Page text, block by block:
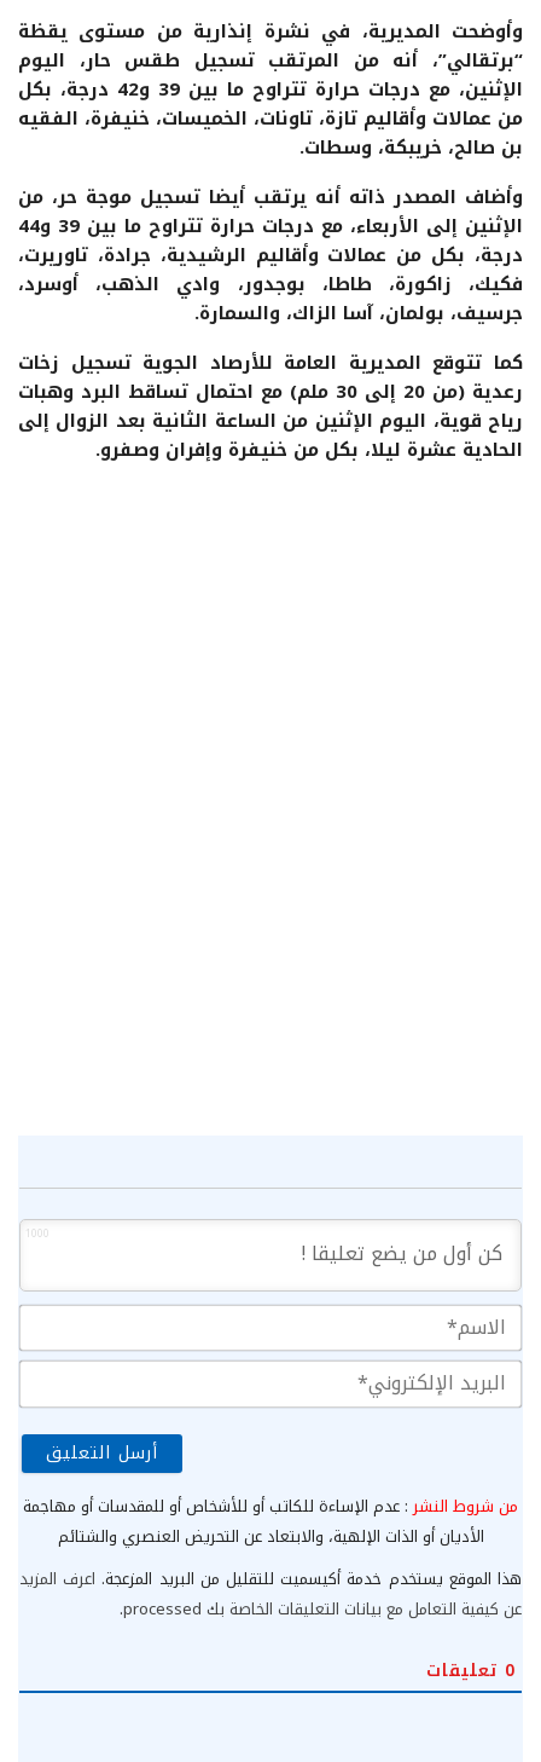
وأوضحت المديرية، في نشرة إنذارية من مستوى يقظة
“برتقالي”، أنه من المرتقب تسجيل طقس حار، اليوم
الإثنين، مع درجات حرارة تتراوح ما بين 39 و42 درجة، بكل
من عمالات وأقاليم تازة، تاونات، الخميسات، خنيفرة، الفقيه
بن صالح، خريبكة، وسطات.
وأضاف المصدر ذاته أنه يرتقب أيضا تسجيل موجة حر، من
الإثنين إلى الأربعاء، مع درجات حرارة تتراوح ما بين 39 و44
درجة، بكل من عمالات وأقاليم الرشيدية، جرادة، تاوريرت،
فكيك، زاكورة، طاطا، بوجدور، وادي الذهب، أوسرد،
جرسيف، بولمان، آسا الزاك، والسمارة.
كما تتوقع المديرية العامة للأرصاد الجوية تسجيل زخات
رعدية (من 20 إلى 30 ملم) مع احتمال تساقط البرد وهبات
رياح قوية، اليوم الإثنين من الساعة الثانية بعد الزوال إلى
الحادية عشرة ليلا، بكل من خنيفرة وإفران وصفرو.
1000
من شروط النشر : عدم الإساءة للكاتب أو للأشخاص أو للمقدسات أو مهاجمة
الأديان أو الذات الإلهية، والابتعاد عن التحريض العنصري والشتائم
هذا الموقع يستخدم خدمة أكيسميت للتقليل من البريد المزعجة. اعرف المزيد
عن كيفية التعامل مع بيانات التعليقات الخاصة بك processed
.
0 تعليقات